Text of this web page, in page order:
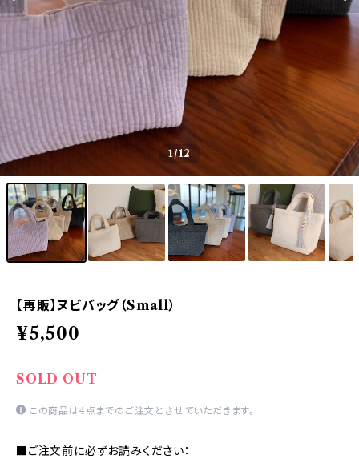
1/12
【再販】ヌビバッグ（Small）
¥5,500
SOLD OUT
この商品は4点までのご注文とさせていただきます。
■ご注文前に必ずお読みください：